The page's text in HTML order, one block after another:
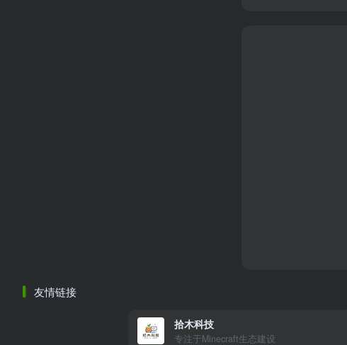
友情链接
拾木科技
专注于Minecraft生态建设